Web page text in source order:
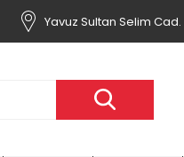
Yavuz Sultan Selim Cad.